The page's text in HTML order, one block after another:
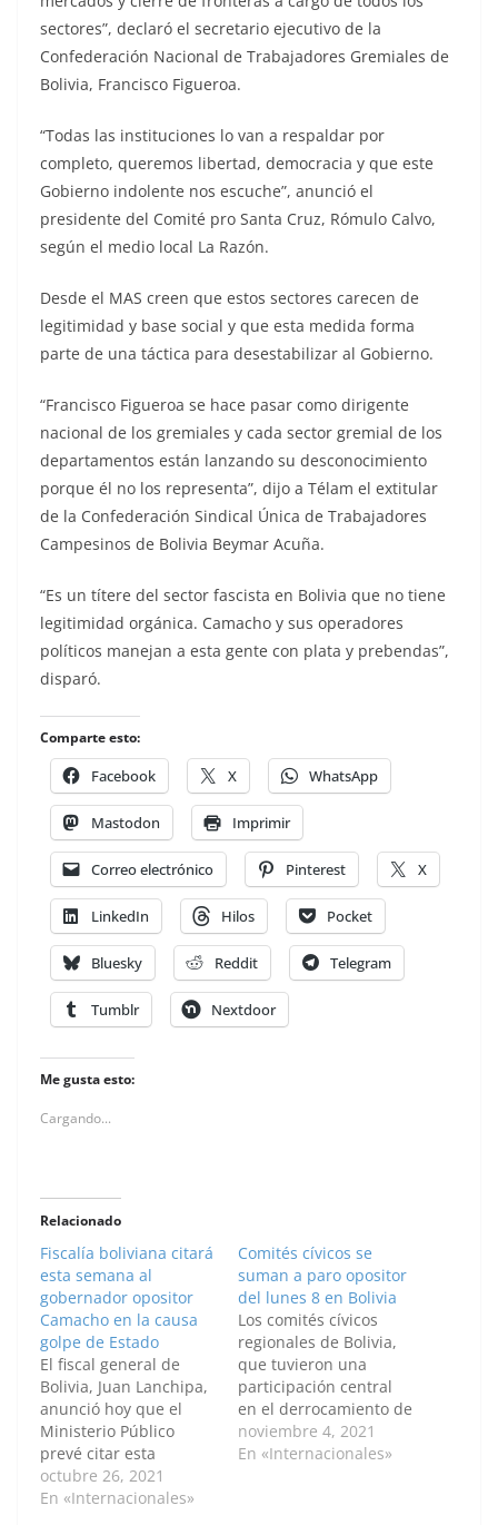
sectores”, declaró el secretario ejecutivo de la
Confederación Nacional de Trabajadores Gremiales de
Bolivia, Francisco Figueroa.
“Todas las instituciones lo van a respaldar por
completo, queremos libertad, democracia y que este
Gobierno indolente nos escuche”, anunció el
presidente del Comité pro Santa Cruz, Rómulo Calvo,
según el medio local La Razón.
Desde el MAS creen que estos sectores carecen de
legitimidad y base social y que esta medida forma
parte de una táctica para desestabilizar al Gobierno.
“Francisco Figueroa se hace pasar como dirigente
nacional de los gremiales y cada sector gremial de los
departamentos están lanzando su desconocimiento
porque él no los representa”, dijo a Télam el extitular
de la Confederación Sindical Única de Trabajadores
Campesinos de Bolivia Beymar Acuña.
“Es un títere del sector fascista en Bolivia que no tiene
legitimidad orgánica. Camacho y sus operadores
políticos manejan a esta gente con plata y prebendas”,
disparó.
Comparte esto:
Facebook X WhatsApp
Mastodon Imprimir
Correo electrónico Pinterest X
LinkedIn Hilos Pocket
Bluesky Reddit Telegram
Tumblr Nextdoor
Me gusta esto:
Cargando...
Relacionado
Fiscalía boliviana citará
esta semana al
gobernador opositor
Camacho en la causa
golpe de Estado
El fiscal general de
Bolivia, Juan Lanchipa,
anunció hoy que el
Ministerio Público
prevé citar esta
semana al gobernador
opositor del
octubre 26, 2021
En «Internacionales»
Comités cívicos se
suman a paro opositor
del lunes 8 en Bolivia
Los comités cívicos
regionales de Bolivia,
que tuvieron una
participación central
en el derrocamiento de
Evo Morales en 2019,
se sumaron hoy a la
noviembre 4, 2021
En «Internacionales»